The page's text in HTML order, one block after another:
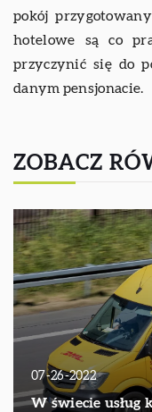
pokój
hotelowe są co
przyczynić się do
danym pensjonacie.
ZOBACZ
07-26-2022
W świecie